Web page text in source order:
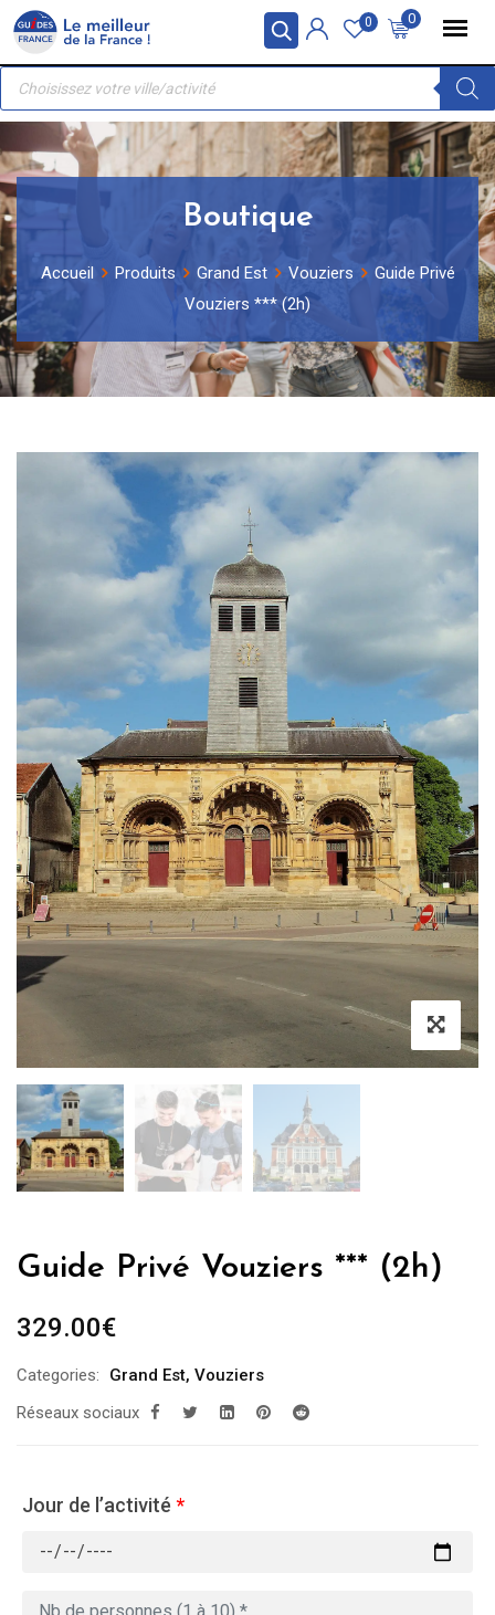
Panneau de gestion des cookies
Skip
content
0
0
Recherche
produits
Boutique
Accueil Produits Grand Est Vouziers
Guide Privé
Vouziers *** (2h)
Guide Privé Vouziers *** (2h)
329.00€
Categories: Grand Est, Vouziers
Réseaux sociaux
Jour de l’activité *